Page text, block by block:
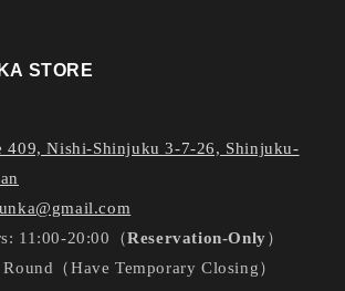
STORE
409, Nishi-Shinjuku 3-7-26, Shinjuku-
11:00-20:00（Reservation-Only）
（Have Temporary Closing）